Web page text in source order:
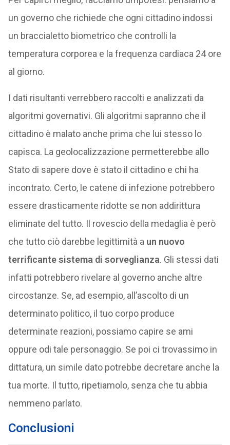
un governo che richiede che ogni cittadino indossi
un braccialetto biometrico che controlli la
temperatura corporea e la frequenza cardiaca 24 ore
al giorno.
I dati risultanti verrebbero raccolti e analizzati da
algoritmi governativi. Gli algoritmi sapranno che il
cittadino è malato anche prima che lui stesso lo
capisca. La geolocalizzazione permetterebbe allo
Stato di sapere dove è stato il cittadino e chi ha
incontrato. Certo, le catene di infezione potrebbero
essere drasticamente ridotte se non addirittura
eliminate del tutto. Il rovescio della medaglia è però
che tutto ciò darebbe legittimità a un nuovo
terrificante sistema di sorveglianza. Gli stessi dati
infatti potrebbero rivelare al governo anche altre
circostanze. Se, ad esempio, all’ascolto di un
determinato politico, il tuo corpo produce
determinate reazioni, possiamo capire se ami
oppure odi tale personaggio. Se poi ci trovassimo in
dittatura, un simile dato potrebbe decretare anche la
tua morte. Il tutto, ripetiamolo, senza che tu abbia
nemmeno parlato.
Conclusioni